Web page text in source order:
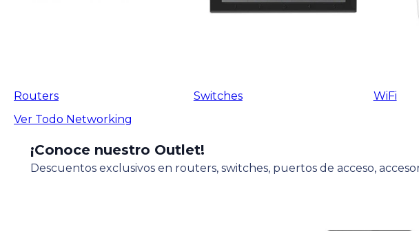
Routers Switches WiFi
Ver Todo Networking
¡Conoce nuestro Outlet!
Descuentos exclusivos en routers, switches, puertos de acceso,